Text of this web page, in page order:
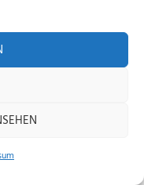
und
die App.
bei jedem